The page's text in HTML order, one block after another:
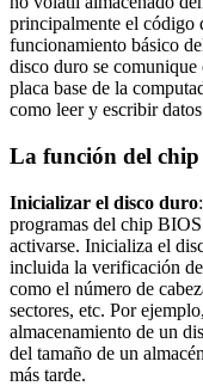
principalmente el código
funcionamiento básico
disco duro se
placa base de la
como leer y escribir
La función del
Inicializar el disco duro
programas del chip
activarse. Inicializa el
incluida la verificación
como el número de
sectores, etc. Por
almacenamiento de un
del tamaño de un
más tarde.